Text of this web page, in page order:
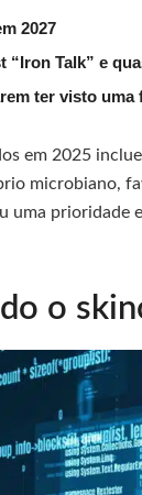
2027
Talk” e
ter visto uma
em 2025
microbiano,
uma prioridade
o